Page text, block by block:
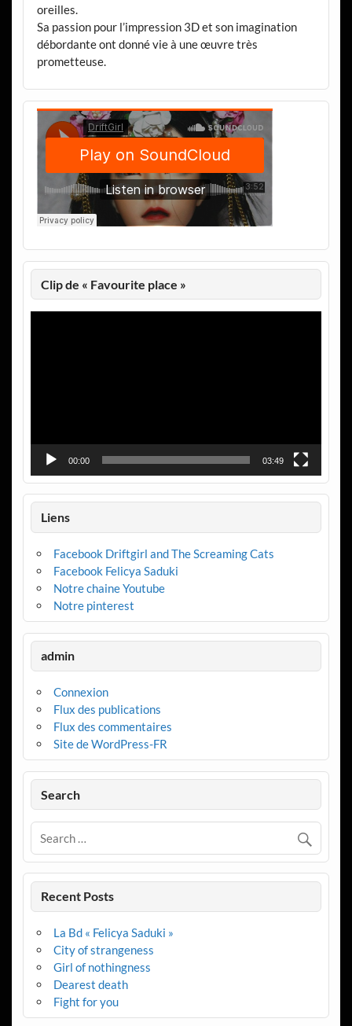
oreilles.
Sa passion pour l’impression 3D et son imagination
débordante ont donné vie à une œuvre très
prometteuse.
Clip de « Favourite place »
00:00 03:49
Liens
Facebook Driftgirl and The Screaming Cats
Facebook Felicya Saduki
Notre chaine Youtube
Notre pinterest
admin
Connexion
Flux des publications
Flux des commentaires
Site de WordPress-FR
Search
Recent Posts
La Bd « Felicya Saduki »
City of strangeness
Girl of nothingness
Dearest death
Fight for you